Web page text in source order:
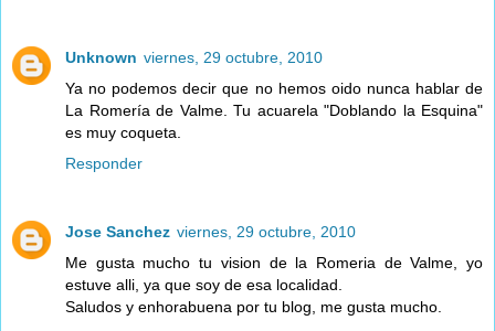
Unknown viernes, 29 octubre, 2010
Ya no podemos decir que no hemos oido nunca hablar de
La Romería de Valme. Tu acuarela "Doblando la Esquina"
es muy coqueta.
Responder
Jose Sanchez viernes, 29 octubre, 2010
Me gusta mucho tu vision de la Romeria de Valme, yo
estuve alli, ya que soy de esa localidad.
Saludos y enhorabuena por tu blog, me gusta mucho.